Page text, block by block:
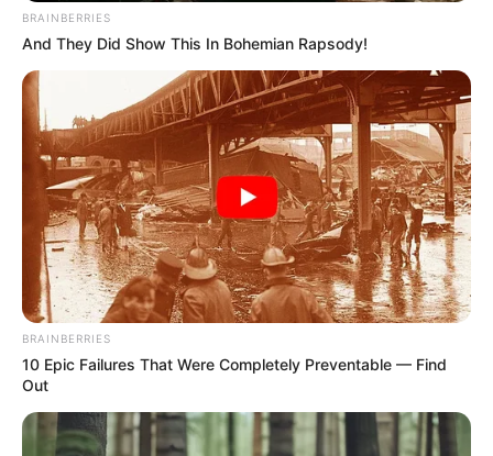
10 Desain Kanopi Tempat
Tidur, Serasa Beristirahat di
Kamar Raja
Tampil Lebih Modern, 7 Potret
BRAINBERRIES
And They Did Show This In Bohemian Rapsody!
BRAINBERRIES
10 Epic Failures That Were Completely Preventable — Find
Out